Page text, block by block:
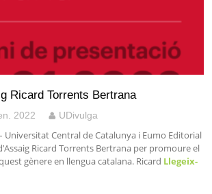
Ricard Torrents Bertrana
2022 UDivulga
Universitat Central de Catalunya i Eumo Editorial
Ricard Torrents Bertrana per promoure el
gènere en llengua catalana. Ricard Llegeix-